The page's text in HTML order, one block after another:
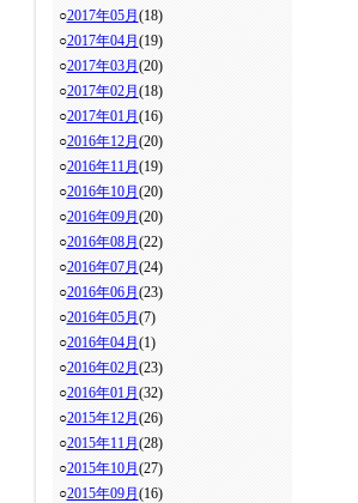
○2017年05月 (18)
○2017年04月 (19)
○2017年03月 (20)
○2017年02月 (18)
○2017年01月 (16)
○2016年12月 (20)
○2016年11月 (19)
○2016年10月 (20)
○2016年09月 (20)
○2016年08月 (22)
○2016年07月 (24)
○2016年06月 (23)
○2016年05月 (7)
○2016年04月 (1)
○2016年02月 (23)
○2016年01月 (32)
○2015年12月 (26)
○2015年11月 (28)
○2015年10月 (27)
○2015年09月 (16)